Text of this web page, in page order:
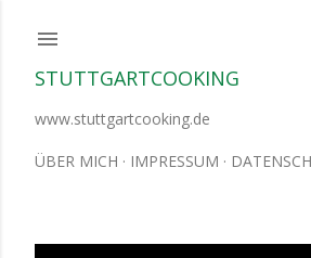
STUTTGARTCOOKING
www.stuttgartcooking.de
ÜBER MICH IMPRESSUM